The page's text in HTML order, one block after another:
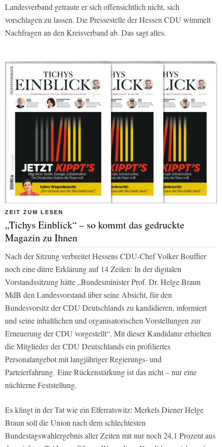
Landesverband getraute er sich offensichtlich nicht, sich
vorschlagen zu lassen. Die Pressestelle der Hessen CDU wimmelt
Nachfragen an den Kreisverband ab. Das sagt alles.
ZEIT ZUM LESEN
„Tichys Einblick“ – so kommt das gedruckte
Magazin zu Ihnen
Nach der Sitzung verbreitet Hessens CDU-Chef Volker Bouffier
noch eine dürre Erklärung auf 14 Zeilen: In der digitalen
Vorstandssitzung hätte „Bundesminister Prof. Dr. Helge Braun
MdB den Landesvorstand über seine Absicht, für den
Bundesvorsitz der CDU Deutschlands zu kandidieren, informiert
und seine inhaltlichen und organisatorischen Vorstellungen zur
Erneuerung der CDU vorgestellt“. Mit dieser Kandidatur erhielten
die Mitglieder der CDU Deutschlands ein profiliertes
Personalangebot mit langjähriger Regierungs- und
Parteierfahrung. Eine Rückenstärkung ist das nicht – nur eine
nüchterne Feststellung.
Es klingt in der Tat wie ein Elferratswitz: Merkels Diener Helge
Braun soll die Union nach dem schlechtesten
Bundestagswahlergebnis aller Zeiten mit nur noch 24,1 Prozent aus